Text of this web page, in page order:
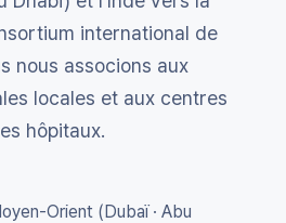
international de
nous associons aux
locales et aux centres
hôpitaux.
Orient (Dubaï · Abu